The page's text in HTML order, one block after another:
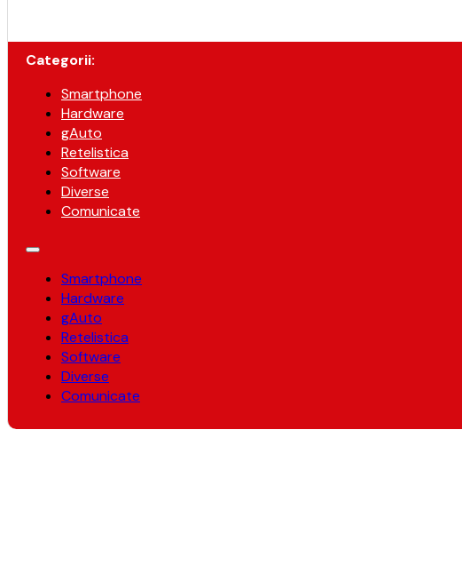
Categorii:
Smartphone
Hardware
gAuto
Retelistica
Software
Diverse
Comunicate
Smartphone
Hardware
gAuto
Retelistica
Software
Diverse
Comunicate